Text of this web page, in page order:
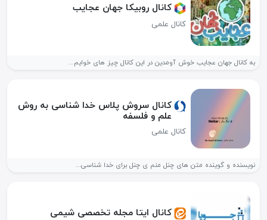
کانال روبیکا جهان عجایب
کانال علمی
به کانال جهان عجایب خوش آومدین در این کانال چیز های خوایم...
کانال سروش پلاس خدا شناسی به روش
علم و فلسفه
کانال علمی
نویسنده و گوینده متن های چنل منم ی چنل برای خدا شناسی...
کانال ایتا مجله تخصصی شیمی